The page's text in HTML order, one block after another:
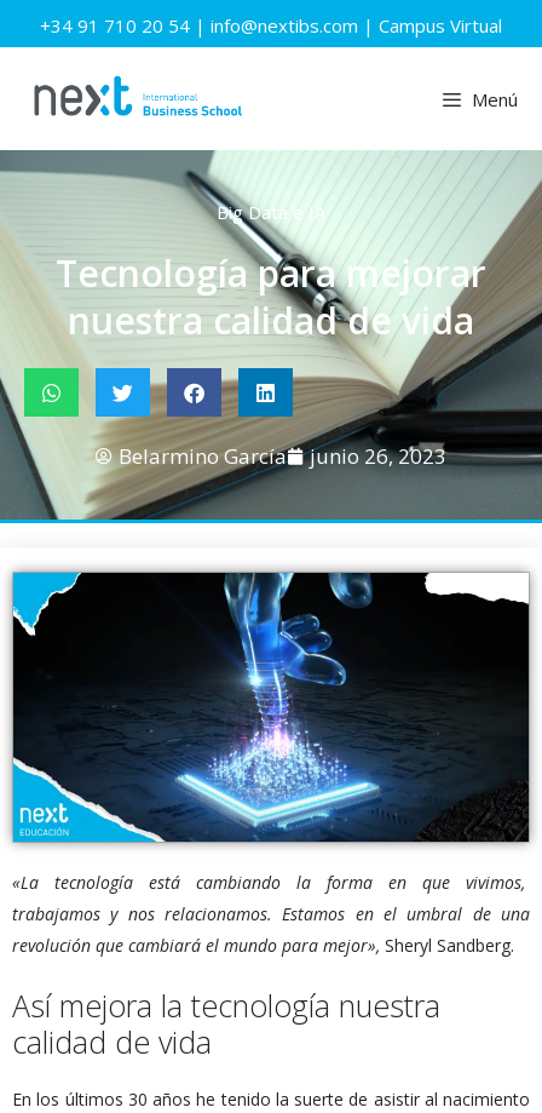
+34 91 710 20 54 | info@nextibs.com | Campus Virtual
Menú
Big Data e IA
Tecnología para mejorar
nuestra calidad de vida
Belarmino García junio 26, 2023
«La tecnología está cambiando la forma en que vivimos,
trabajamos y nos relacionamos. Estamos en el umbral de una
revolución que cambiará el mundo para mejor», Sheryl Sandberg.
Así mejora la tecnología nuestra
calidad de vida
En los últimos 30 años he tenido la suerte de asistir al nacimiento